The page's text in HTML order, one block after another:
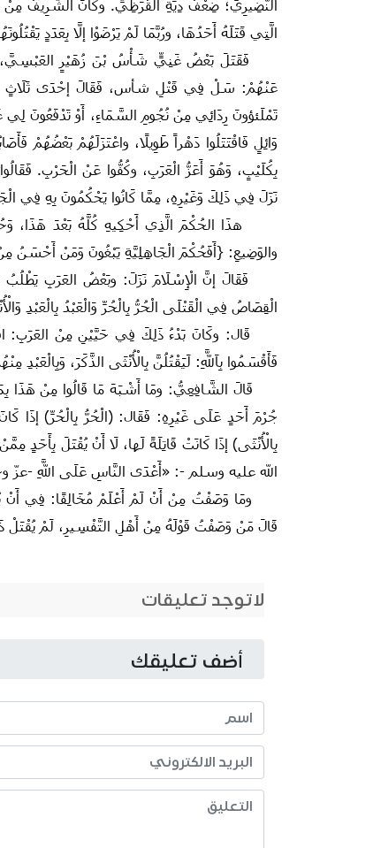
النَّضِيرِيِّ؛‏ ضِعْفُ دِيَةِ الْقُرَظِيِّ.‏ وكَانَ الشَّرِيفُ مِنْ
الَّتِي قَتَلَهُ أَحَدُهَا، ورُبَّمَا لَمْ يَرْضَوْا إلَّا بِعَدَدٍ
فَقَتَلَ بَعْضُ غَنِيٍّ شَأْسُ بْنَ زُهَيْرٍ العَبْسِيَّ،
عَنْهُمْ‏:‏ سَلْ فِي قَتْلِ شأس، فَقَالَ إحْدَى ثَلَاثٍ
تَمْلَئؤونَ رِدَائِي مِنْ نُجُومِ السَّمَاءِ،‏ أَوْ تَدْفَعُونَ
وَائِلٍ فَاقْتَتَلُوا دَهْراً طَوِيلًا،‏ واعْتَزَلَهُمْ بَعْضُهُمْ
بِكُلَيْبٍ، وَهُوَ أَعَزُّ الْعَرَبِ، وكُفُّوا عَنْ الْحَرْبِ.‏
نَزَلَ فِي ذَلِكَ وَغَيْرِهِ، مِمَّا كَانُوا يَحْكُمُونَ بِهِ فِي
هذَا الحُكْمَ الَّذِي أَحْكِيهِ كُلَّهُ بَعْدَ هَذَا،‏
والوَضِيعِ‏:‏ ‏{أَفَحُكْمَ الْجَاهِلِيَّةِ يَبْغُونَ وَمَنْ أَحْسَنُ مِنْ
فَقَالَ إنَّ الْإِسْلَامَ نَزَلَ‏:‏ وبَعْضُ العَرَبِ يَطْلُبُ
الْقِصَاصُ فِي الْقَتْلَى الْحُرُّ بِالْحُرِّ وَالْعَبْدُ بِالْعَبْدِ
قَال‏:‏ وكَانَ بَدْءُ ذَلِكَ فِي حَيَّيْنِ مِنْ العَرَبِ‏:‏
فَأَقْسَمُوا بِاَللَّهِ:‏ لَيَقْتُلُنَّ بِالْأُنْثَى الذَّكَرَ، وَبِالْعَبْدِ
قَالَ الشَّافِعِيُّ‏:‏ ومَا أَشْبَهَ مَا قَالُوا مِنْ هَذَا
جُرْمَ أَحَدٍ عَلَى غَيْرِهِ‏:‏ فَقَال:‏ ‏(الْحُرُّ بِالْحُرِّ)‏ إذَا كَانَ-
بِالْأُنْثَى‏)‏ إذَا كَانَتْ قَاتِلَةً لَها،‏ لَا أَنْ يُقْتَلَ
الله عليه وسلم -‏:‏ «أَعْدَى النَّاسِ عَلَى اللَّهِ -عزّ
ومَا وَصَفْتُ مِنْ أَنْ لَمْ أَعْلَمْ مُخَالِفًا:‏ فِي أَنْ
قَالَ مَنْ وَصَفْتُ قَوْلَهُ مِنْ أَهْلِ التَّفْسِيرِ، لَمْ يُقْتَلْ
لاتوجد تعليقات
أضف تعليقك